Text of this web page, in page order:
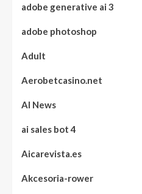
adobe generative ai 3
adobe photoshop
Adult
Aerobetcasino.net
AI News
ai sales bot 4
Aicarevista.es
Akcesoria-rower